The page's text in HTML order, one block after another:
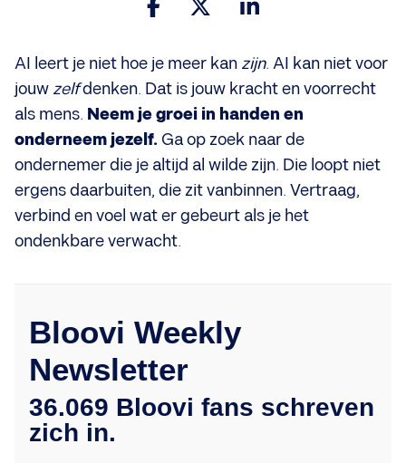
AI leert je niet hoe je meer kan zijn. AI kan niet voor
jouw zelfdenken. Dat is jouw kracht en voorrecht
als mens. Neem je groei in handen en
onderneem jezelf. Ga op zoek naar de
ondernemer die je altijd al wilde zijn. Die loopt niet
ergens daarbuiten, die zit vanbinnen. Vertraag,
verbind en voel wat er gebeurt als je het
ondenkbare verwacht.
Bloovi Weekly
Newsletter
36.069 Bloovi fans schreven
zich in.